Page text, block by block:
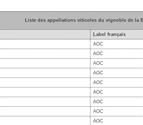
Liste des appellations viticoles du vignoble de la
Label français
AOC
AOC
AOC
AOC
AOC
AOC
AOC
AOC
AOC